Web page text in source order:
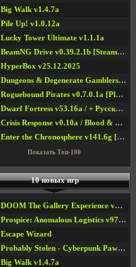
Big Walk v1.4.7a
Pile Up! v1.0.12a
Lucky Tower Ultimate v1.1.1a
BeamNG Drive v0.39.2.1b [Steam Early Access]
HyperBox v25.12.2025
Dungeons & Degenerate Gamblers v2.0.2a
Roguebound Pirates v0.7.0.1a [Playtest]
Dwarf Fortress v53.16a / + Русская Версия v50.12a
Crisis Response v0.10a / Blood & Bullet
Enter the Chronosphere v141.6g [Steam Early Access]
Показать Топ-100
10 новых игр
DOOM The Gallery Experience v1.4.2
Prospice: Anomalous Logistics v97 [Playtest]
Escape Wizard
Probably Stolen - Cyberpunk Pawnshop Simulator v048c [Playtest]
Big Walk v1.4.7a